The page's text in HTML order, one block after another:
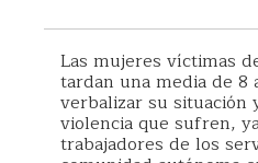
Las mujeres víctimas
tardan una media de 8
verbalizar su situación
violencia que sufren,
trabajadores de los